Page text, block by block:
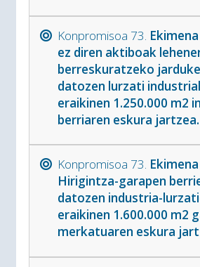
Konpromisoa 73.
ez diren aktiboak
berreskuratzeko
datozen lurzati
eraikinen 1.250.000 m2
berriaren eskura jartzea.
Konpromisoa 73.
Hirigintza-garapen
datozen industria-
eraikinen 1.600.000 m2
merkatuaren eskura